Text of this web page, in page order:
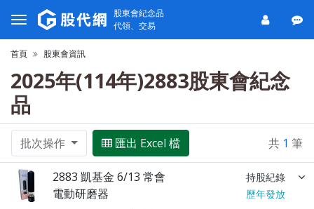
股東會紀念品
代領、交易
首頁 股東會資訊
2025年(114年)2883股東會紀念
品
批次操作 匯出 Excel 檔 共 1 筆
2883 凱基金 6/13 常會 持股紀錄
電動研磨器
歷年發放